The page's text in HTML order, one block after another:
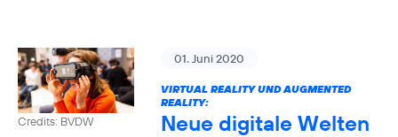
Credits: BVDW
01. Juni 2020
VIRTUAL REALITY UND AUGMENTED
REALITY:
Neue digitale Welten